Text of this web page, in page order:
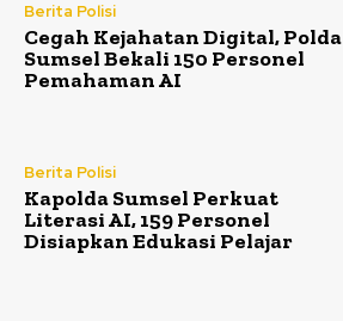
Berita Polisi
Cegah Kejahatan Digital, Polda
Sumsel Bekali 150 Personel
Pemahaman AI
Berita Polisi
Kapolda Sumsel Perkuat
Literasi AI, 159 Personel
Disiapkan Edukasi Pelajar